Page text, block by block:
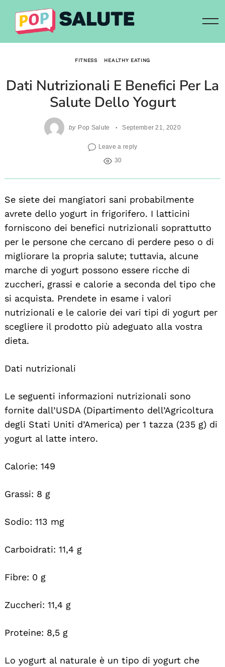
content
FITNESS HEALTHY EATING
Dati Nutrizionali E Benefici Per La
Salute Dello Yogurt
by Pop Salute September 21, 2020
Leave a reply
30
Se siete dei mangiatori sani probabilmente
avrete dello yogurt in frigorifero. I latticini
forniscono dei benefici nutrizionali soprattutto
per le persone che cercano di perdere peso o di
migliorare la propria salute; tuttavia, alcune
marche di yogurt possono essere ricche di
zuccheri, grassi e calorie a seconda del tipo che
si acquista. Prendete in esame i valori
nutrizionali e le calorie dei vari tipi di yogurt per
scegliere il prodotto più adeguato alla vostra
dieta.
Dati nutrizionali
Le seguenti informazioni nutrizionali sono
fornite dall’USDA (Dipartimento dell’Agricoltura
degli Stati Uniti d’America) per 1 tazza (235 g) di
yogurt al latte intero.
Calorie: 149
Grassi: 8 g
Sodio: 113 mg
Carboidrati: 11,4 g
Fibre: 0 g
Zuccheri: 11,4 g
Proteine: 8,5 g
Lo yogurt al naturale è un tipo di yogurt che